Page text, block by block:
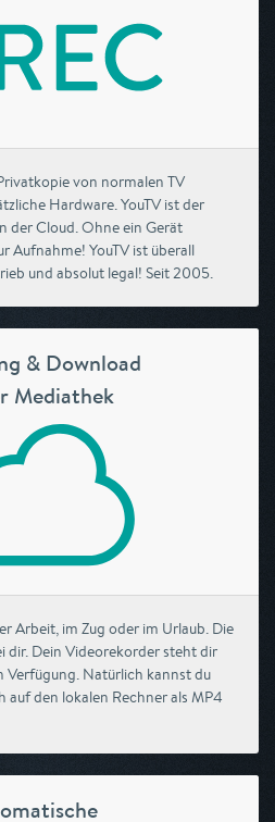
von normalen TV
Hardware. YouTV ist der
der Cloud. Ohne ein Gerät
Aufnahme! YouTV ist überall
und absolut legal! Seit 2005.
& Download
Mediathek
Arbeit, im Zug oder im Urlaub. Die
dir. Dein Videorekorder steht dir
Verfügung. Natürlich kannst du
auf den lokalen Rechner als MP4